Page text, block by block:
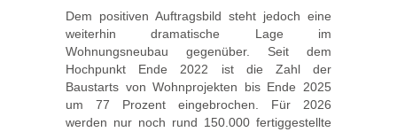
Dem positiven Auftragsbild steht jedoch eine
weiterhin dramatische Lage im
Wohnungsneubau gegenüber. Seit dem
Hochpunkt Ende 2022 ist die Zahl der
Baustarts von Wohnprojekten bis Ende 2025
um 77 Prozent eingebrochen. Für 2026
werden nur noch rund 150.000 fertiggestellte